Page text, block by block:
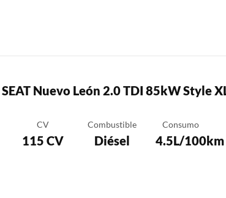
SEAT Nuevo León 2.0 TDI 85kW Style
CV
115 CV
Combustible
Diésel
Consumo
4.5L/100km